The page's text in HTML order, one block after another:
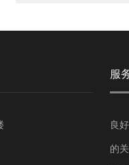
服
良
的